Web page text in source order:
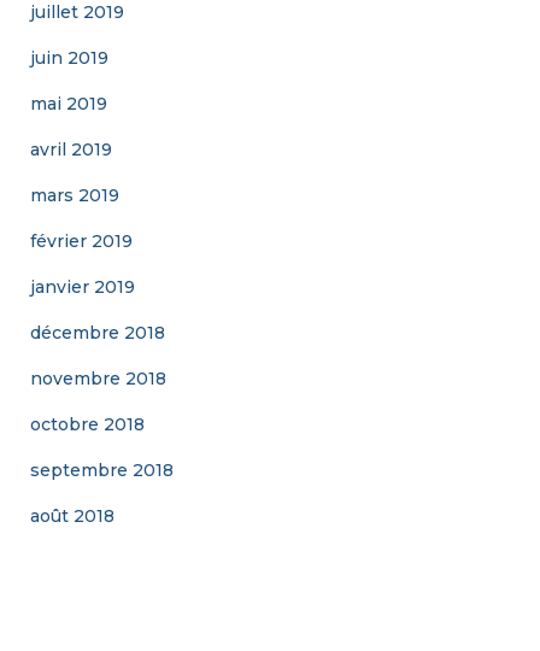
juillet 2019
juin 2019
mai 2019
avril 2019
mars 2019
février 2019
janvier 2019
décembre 2018
novembre 2018
octobre 2018
septembre 2018
août 2018